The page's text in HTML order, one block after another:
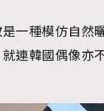
一種模仿自然
連韓國偶像亦